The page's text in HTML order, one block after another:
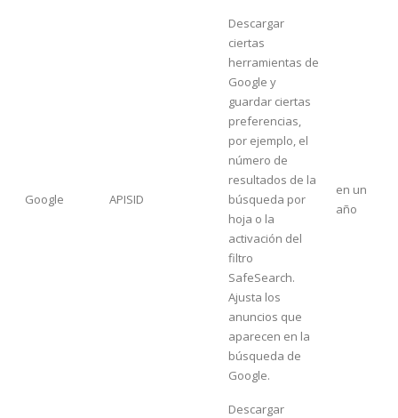
Google APISID
Descargar
ciertas
herramientas de
Google y
guardar ciertas
preferencias,
por ejemplo, el
número de
resultados de la
búsqueda por
hoja o la
activación del
filtro
SafeSearch.
Ajusta los
anuncios que
aparecen en la
búsqueda de
Google.
en un
año
Descargar